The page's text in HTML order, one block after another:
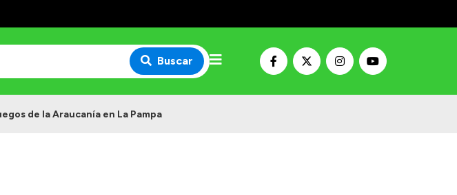
Buscar
de la Araucanía en La Pampa